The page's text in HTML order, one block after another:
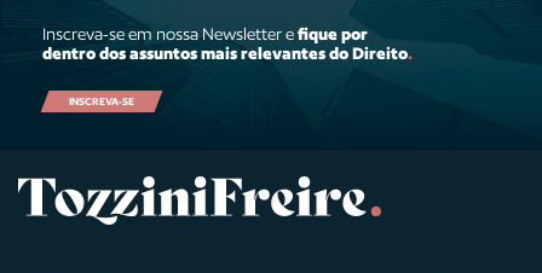
Inscreva-se em nossa Newsletter efique por
dentro dos assuntos mais relevantes do Direito.
INSCREVA-SE